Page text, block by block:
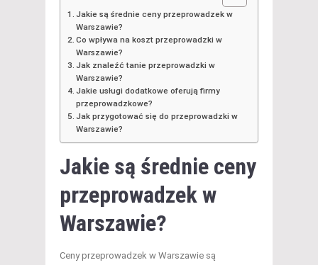
Jakie są średnie ceny przeprowadzek w
Warszawie?
Co wpływa na koszt przeprowadzki w
Warszawie?
Jak znaleźć tanie przeprowadzki w
Warszawie?
Jakie usługi dodatkowe oferują firmy
przeprowadzkowe?
Jak przygotować się do przeprowadzki w
Warszawie?
Jakie są średnie ceny
przeprowadzek w
Warszawie?
Ceny przeprowadzek w Warszawie są